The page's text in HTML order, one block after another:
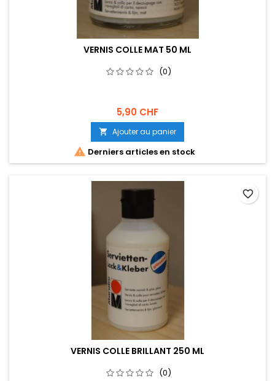
VERNIS COLLE MAT 50 ML
(0)
5,90 CHF
 Ajouter au panier
 Derniers articles en stock
VERNIS COLLE BRILLANT 250 ML
(0)
favorite_border